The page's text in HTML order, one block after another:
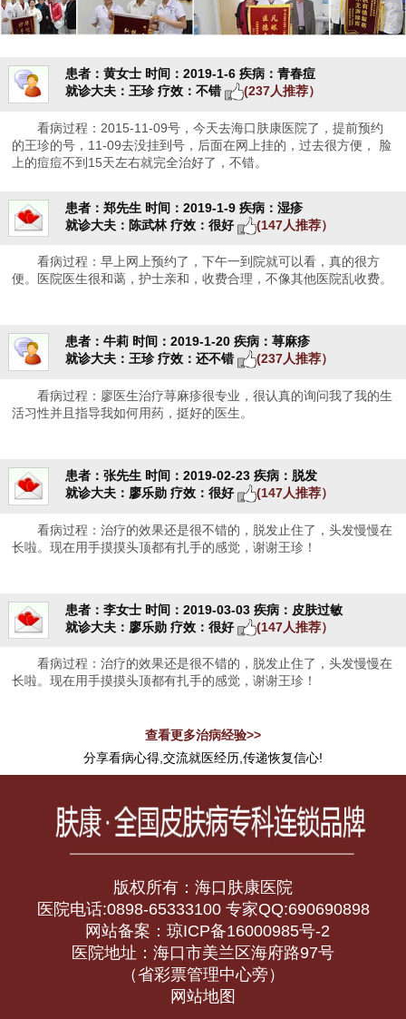
患者：黄女士 时间：2019-1-6 疾病：青春痘
就诊大夫：王珍 疗效：不错 (237人推荐）
看病过程：2015-11-09号，今天去海口肤康医院了，提前预约
的王珍的号，11-09去没挂到号，后面在网上挂的，过去很方便， 脸
上的痘痘不到15天左右就完全治好了，不错。
患者：郑先生 时间：2019-1-9 疾病：湿疹
就诊大夫：陈武林 疗效：很好 (147人推荐）
看病过程：早上网上预约了，下午一到院就可以看，真的很方
便。医院医生很和蔼，护士亲和，收费合理，不像其他医院乱收费。
患者：牛莉 时间：2019-1-20 疾病：荨麻疹
就诊大夫：王珍 疗效：还不错 (237人推荐）
看病过程：廖医生治疗荨麻疹很专业，很认真的询问我了我的生
活习性并且指导我如何用药，挺好的医生。
患者：张先生 时间：2019-02-23 疾病：脱发
就诊大夫：廖乐勋 疗效：很好 (147人推荐）
看病过程：治疗的效果还是很不错的，脱发止住了，头发慢慢在
长啦。现在用手摸摸头顶都有扎手的感觉，谢谢王珍！
患者：李女士 时间：2019-03-03 疾病：皮肤过敏
就诊大夫：廖乐勋 疗效：很好 (147人推荐）
看病过程：治疗的效果还是很不错的，脱发止住了，头发慢慢在
长啦。现在用手摸摸头顶都有扎手的感觉，谢谢王珍！
查看更多治病经验>>
分享看病心得,交流就医经历,传递恢复信心!
版权所有：海口肤康医院
医院电话:0898-65333100 专家QQ:690690898
网站备案：琼ICP备16000985号-2
医院地址：海口市美兰区海府路97号
（省彩票管理中心旁）
网站地图